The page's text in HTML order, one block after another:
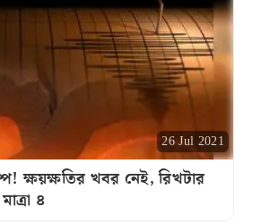
26 Jul 2021
ক্ষয়ক্ষতির খবর নেই, রিখটার
৪